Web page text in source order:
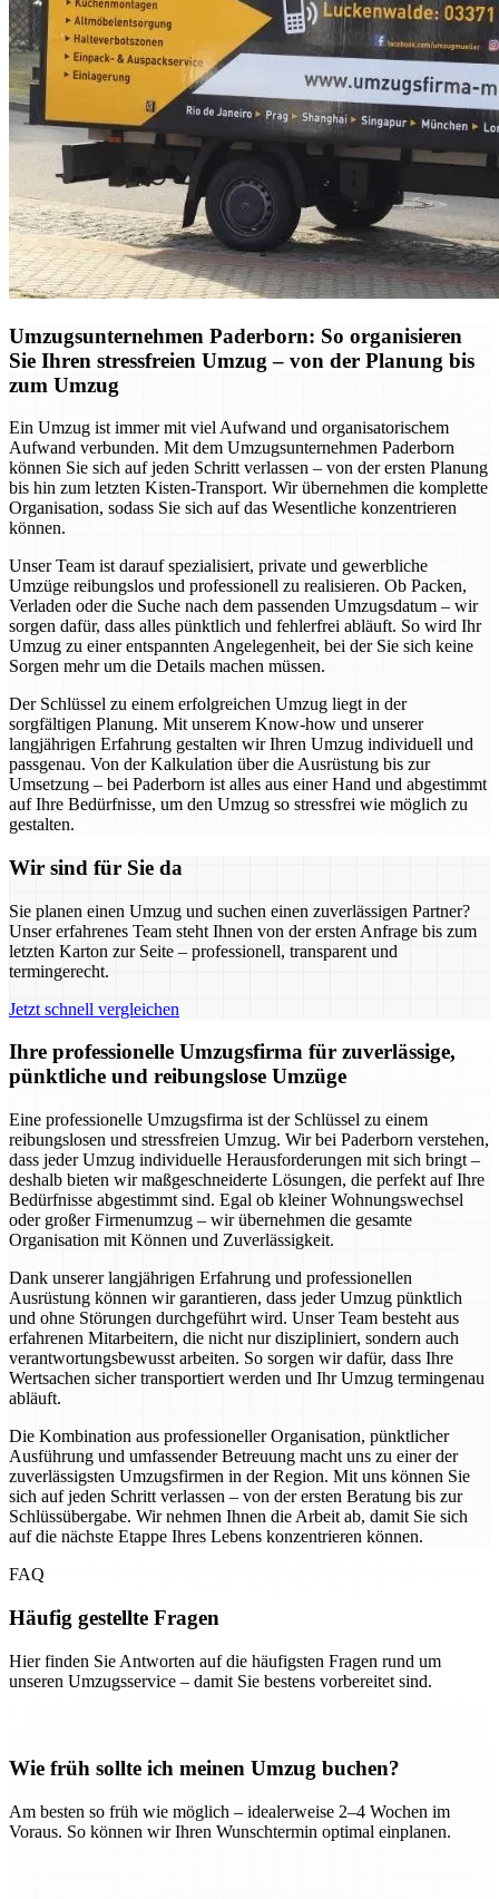
Umzugsunternehmen Paderborn: So organisieren
Sie Ihren stressfreien Umzug – von der Planung bis
zum Umzug
Ein Umzug ist immer mit viel Aufwand und organisatorischem
Aufwand verbunden. Mit dem Umzugsunternehmen Paderborn
können Sie sich auf jeden Schritt verlassen – von der ersten Planung
bis hin zum letzten Kisten-Transport. Wir übernehmen die komplette
Organisation, sodass Sie sich auf das Wesentliche konzentrieren
können.
Unser Team ist darauf spezialisiert, private und gewerbliche
Umzüge reibungslos und professionell zu realisieren. Ob Packen,
Verladen oder die Suche nach dem passenden Umzugsdatum – wir
sorgen dafür, dass alles pünktlich und fehlerfrei abläuft. So wird Ihr
Umzug zu einer entspannten Angelegenheit, bei der Sie sich keine
Sorgen mehr um die Details machen müssen.
Der Schlüssel zu einem erfolgreichen Umzug liegt in der
sorgfältigen Planung. Mit unserem Know-how und unserer
langjährigen Erfahrung gestalten wir Ihren Umzug individuell und
passgenau. Von der Kalkulation über die Ausrüstung bis zur
Umsetzung – bei Paderborn ist alles aus einer Hand und abgestimmt
auf Ihre Bedürfnisse, um den Umzug so stressfrei wie möglich zu
gestalten.
Wir sind für Sie da
Sie planen einen Umzug und suchen einen zuverlässigen Partner?
Unser erfahrenes Team steht Ihnen von der ersten Anfrage bis zum
letzten Karton zur Seite – professionell, transparent und
termingerecht.
Jetzt schnell vergleichen
Ihre professionelle Umzugsfirma für zuverlässige,
pünktliche und reibungslose Umzüge
Eine professionelle Umzugsfirma ist der Schlüssel zu einem
reibungslosen und stressfreien Umzug. Wir bei Paderborn verstehen,
dass jeder Umzug individuelle Herausforderungen mit sich bringt –
deshalb bieten wir maßgeschneiderte Lösungen, die perfekt auf Ihre
Bedürfnisse abgestimmt sind. Egal ob kleiner Wohnungswechsel
oder großer Firmenumzug – wir übernehmen die gesamte
Organisation mit Können und Zuverlässigkeit.
Dank unserer langjährigen Erfahrung und professionellen
Ausrüstung können wir garantieren, dass jeder Umzug pünktlich
und ohne Störungen durchgeführt wird. Unser Team besteht aus
erfahrenen Mitarbeitern, die nicht nur diszipliniert, sondern auch
verantwortungsbewusst arbeiten. So sorgen wir dafür, dass Ihre
Wertsachen sicher transportiert werden und Ihr Umzug termingenau
abläuft.
Die Kombination aus professioneller Organisation, pünktlicher
Ausführung und umfassender Betreuung macht uns zu einer der
zuverlässigsten Umzugsfirmen in der Region. Mit uns können Sie
sich auf jeden Schritt verlassen – von der ersten Beratung bis zur
Schlüssübergabe. Wir nehmen Ihnen die Arbeit ab, damit Sie sich
auf die nächste Etappe Ihres Lebens konzentrieren können.
FAQ
Häufig gestellte Fragen
Hier finden Sie Antworten auf die häufigsten Fragen rund um
unseren Umzugsservice – damit Sie bestens vorbereitet sind.
Wie früh sollte ich meinen Umzug buchen?
Am besten so früh wie möglich – idealerweise 2–4 Wochen im
Voraus. So können wir Ihren Wunschtermin optimal einplanen.